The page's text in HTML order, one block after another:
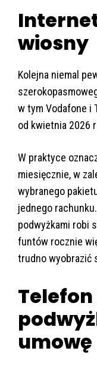
wiosny
Kolejna niemal
w tym Vodafone i
od kwietnia 2026
W praktyce
miesięcznie, w
wybranego
jednego
podwyżkami robi
funtów rocznie
trudno wyobrazić
umowę